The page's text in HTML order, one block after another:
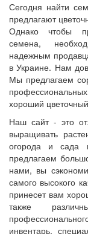
Сегодня найти
предлагают
Однако чтобы
семена,
надежным
в Украине. Нам
Мы предлагаем
хороший
Наш сайт - это
выращивать
огорода и
предлагаем
нами, вы
самого высокого
принесет вам
также
инвентарь,